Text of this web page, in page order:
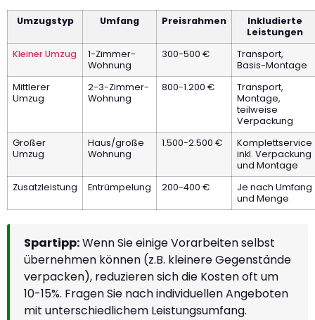
Umzugstyp Umfang Preisrahmen
Inkludierte
Leistungen
Kleiner Umzug
1-Zimmer-
Wohnung
300-500 €
Transport,
Basis-Montage
Mittlerer
Umzug
2-3-Zimmer-
Wohnung
800-1.200 €
Transport,
Montage,
teilweise
Verpackung
Großer
Umzug
Haus/große
Wohnung
1.500-2.500 €
Komplettservice
inkl. Verpackung
und Montage
Zusatzleistung
Entrümpelung 200-400 €
Je nach Umfang
und Menge
Spartipp:Wenn Sie einige Vorarbeiten selbst
übernehmen können (z.B. kleinere Gegenstände
verpacken), reduzieren sich die Kosten oft um
10-15%. Fragen Sie nach individuellen Angeboten
mit unterschiedlichem Leistungsumfang.